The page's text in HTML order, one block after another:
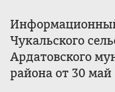
Чукальского
Ардатовского
района от 30